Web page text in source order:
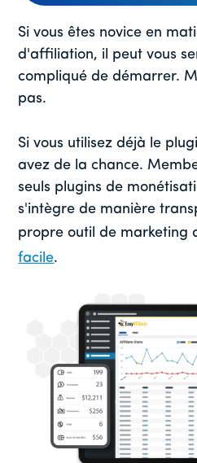
Si vous êtes novice en
d'affiliation, il peut vous
compliqué de démarrer.
pas.
Si vous utilisez déjà le
avez de la chance.
seuls plugins de
s'intègre de manière
propre outil de
facile.